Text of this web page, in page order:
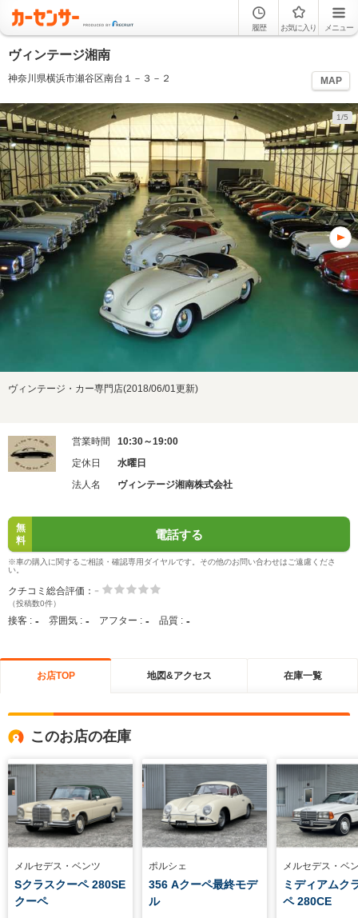
履歴 お気に入り メニュー
ヴィンテージ湘南
神奈川県横浜市瀬谷区南台１－３－２ MAP
1/5
ヴィンテージ・カー専門店(2018/06/01更新)
営業時間
10:30～19:00
定休日
水曜日
法人名
ヴィンテージ湘南株式会社
無
料
電話する
※車の購入に関するご相談・確認専用ダイヤルです。その他のお問い合わせはご遠慮くださ
い。
クチコミ総合評価： -
（投稿数0件）
接客 : - 雰囲気 : - アフター : - 品質 : -
お店TOP 地図&アクセス 在庫一覧
このお店の在庫
メルセデス・ベンツ
Sクラスクーペ 280SE
クーペ
ポルシェ
356 Aクーペ最終モデ
ル
メルセデス・ベ
ミディアムク
ペ 280CE